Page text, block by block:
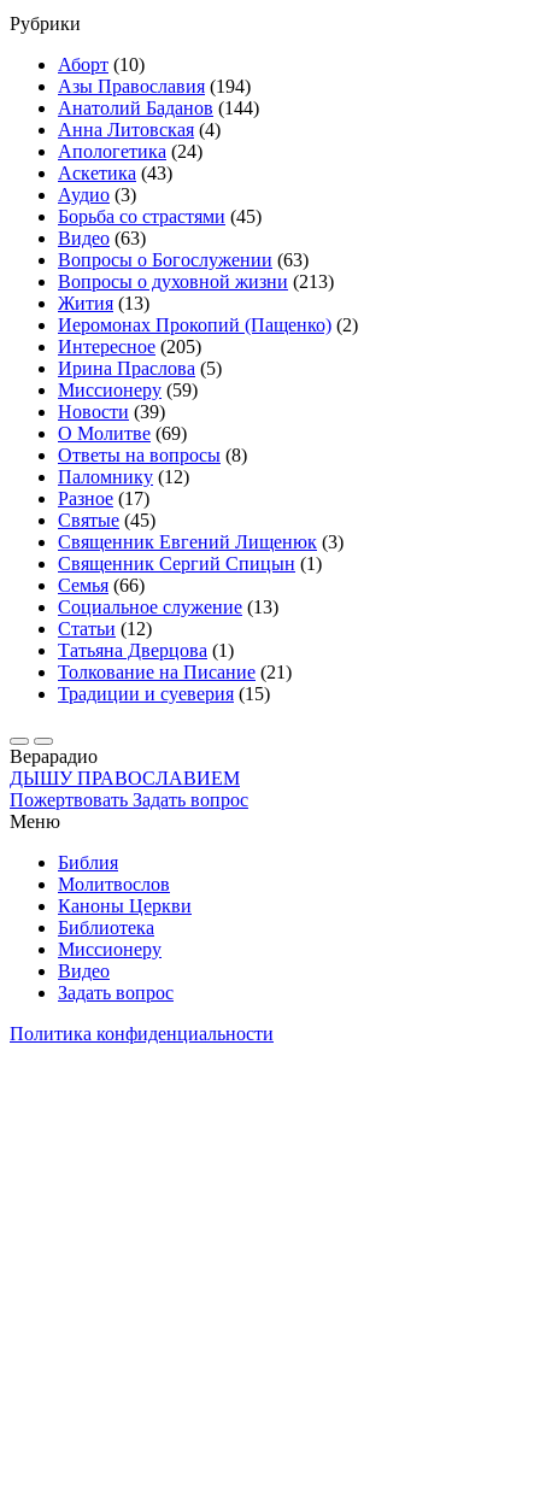
Рубрики
Аборт (10)
Азы Православия (194)
Анатолий Баданов (144)
Анна Литовская (4)
Апологетика (24)
Аскетика (43)
Аудио (3)
Борьба со страстями (45)
Видео (63)
Вопросы о Богослужении (63)
Вопросы о духовной жизни (213)
Жития (13)
Иеромонах Прокопий (Пащенко) (2)
Интересное (205)
Ирина Праслова (5)
Миссионеру (59)
Новости (39)
О Молитве (69)
Ответы на вопросы (8)
Паломнику (12)
Разное (17)
Святые (45)
Священник Евгений Лищенюк (3)
Священник Сергий Спицын (1)
Семья (66)
Социальное служение (13)
Статьи (12)
Татьяна Дверцова (1)
Толкование на Писание (21)
Традиции и суеверия (15)
Верарадио
ДЫШУ ПРАВОСЛАВИЕМ
Пожертвовать Задать вопрос
Меню
Библия
Молитвослов
Каноны Церкви
Библиотека
Миссионеру
Видео
Задать вопрос
Политика конфиденциальности